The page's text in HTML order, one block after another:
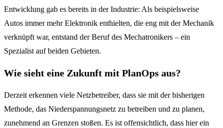
Entwicklung gab es bereits in der Industrie: Als beispielsweise
Autos immer mehr Elektronik enthielten, die eng mit der Mechanik
verknüpft war, entstand der Beruf des Mechatronikers – ein
Spezialist auf beiden Gebieten.
Wie sieht eine Zukunft mit PlanOps aus?
Derzeit erkennen viele Netzbetreiber, dass sie mit der bisherigen
Methode, das Niederspannungsnetz zu betreiben und zu planen,
zunehmend an Grenzen stoßen. Es ist offensichtlich, dass hier ein